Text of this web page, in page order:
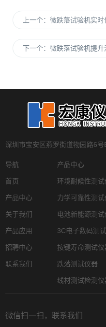
上一个：微跌落试验机实
下一个：微跌落试验机提
深圳市宝安区燕罗街道物园路6号
导航
首页
产品中心
关于我们
产品应用
招聘中心
联系我们
产品中心
环境耐候性测试
力学可靠性测试
电池新能源测试
3C电子数码测
按键寿命测试仪
跌落测试仪器
线材测试检测仪
微信扫一扫，联系我们